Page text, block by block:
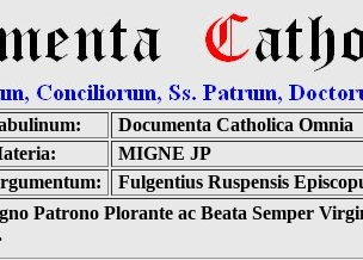
Documenta Catholica Omnia
MIGNE JP
Fulgentius Ruspensis
Patrono Plorante ac Beata Semper